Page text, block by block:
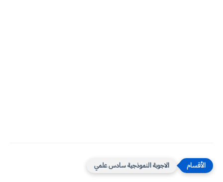
الاجوبة النموذجية سادس علمي